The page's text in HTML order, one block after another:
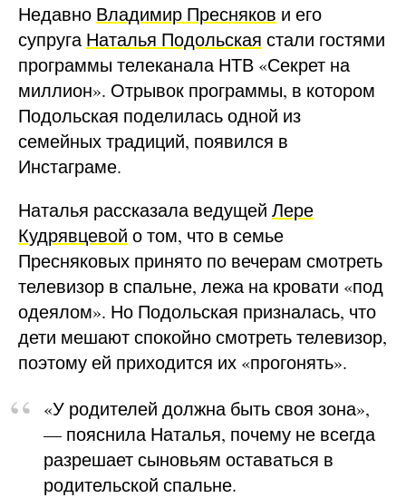
Недавно Владимир Пресняков и его
супругаНаталья Подольская стали гостями
программы телеканала НТВ «Секрет на
миллион». Отрывок программы, в котором
Подольская поделилась одной из
семейных традиций, появился в
Инстаграме.
Наталья рассказала ведущей Лере
Кудрявцевой о том, что в семье
Пресняковых принято по вечерам смотреть
телевизор в спальне, лежа на кровати «под
одеялом». Но Подольская призналась, что
дети мешают спокойно смотреть телевизор,
поэтому ей приходится их «прогонять».
«У родителей должна быть своя зона»,
— пояснила Наталья, почему не всегда
разрешает сыновьям оставаться в
родительской спальне.